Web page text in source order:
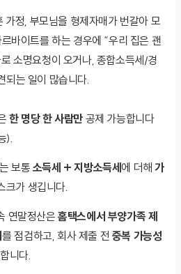
정, 부모님을 형제자매가 번갈아 모
바이트를 하는 경우에 “우리 집은 괜
소명요청이 오거나, 종합소득세/경
되는 일이 많습니다.
한 명당 한 사람만 공제 가능합니다
).
보통 소득세 + 지방소득세에 더해가
크가 생깁니다.
연말정산은홈택스에서 부양가족 제
를 점검하고, 회사 제출 전 중복 가능성
니다.